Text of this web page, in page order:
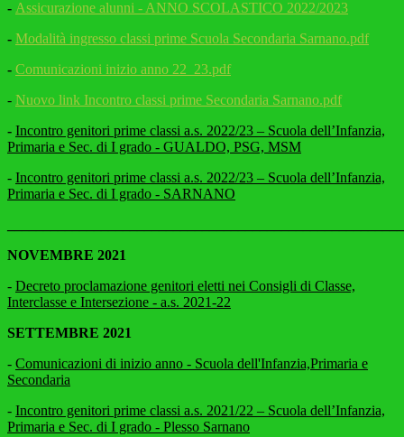
- Assicurazione alunni - ANNO SCOLASTICO 2022/2023
- Modalità ingresso classi prime Scuola Secondaria Sarnano.pdf
- Comunicazioni inizio anno 22_23.pdf
- Nuovo link Incontro classi prime Secondaria Sarnano.pdf
- Incontro genitori prime classi a.s. 2022/23 – Scuola dell’Infanzia,
Primaria e Sec. di I grado - GUALDO, PSG, MSM
- Incontro genitori prime classi a.s. 2022/23 – Scuola dell’Infanzia,
Primaria e Sec. di I grado - SARNANO
NOVEMBRE 2021
- Decreto proclamazione genitori eletti nei Consigli di Classe,
Interclasse e Intersezione - a.s. 2021-22
SETTEMBRE 2021
- Comunicazioni di inizio anno - Scuola dell'Infanzia,Primaria e
Secondaria
- Incontro genitori prime classi a.s. 2021/22 – Scuola dell’Infanzia,
Primaria e Sec. di I grado - Plesso Sarnano